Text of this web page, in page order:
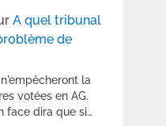
A quel tribunal
de
la
votées en AG.
face dira que si…